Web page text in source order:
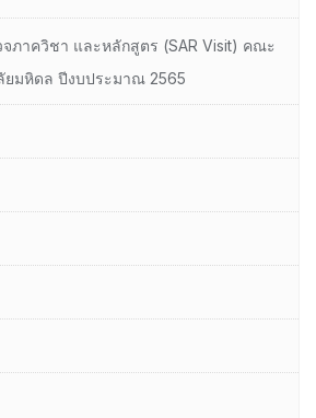
ภาควิชา และหลักสูตร (SAR Visit) คณะ
ยมหิดล ปีงบประมาณ 2565